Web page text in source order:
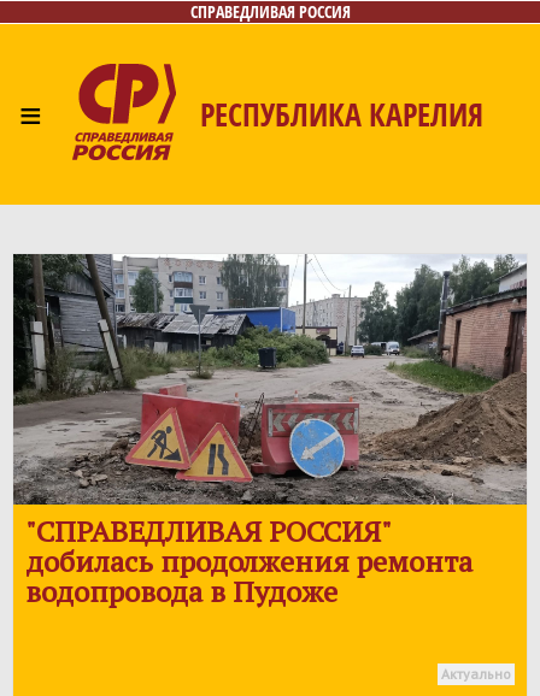
СПРАВЕДЛИВАЯ РОССИЯ
≡ РЕСПУБЛИКА КАРЕЛИЯ
Контакты
"СПРАВЕДЛИВАЯ РОССИЯ"
добилась продолжения ремонта
водопровода в Пудоже
Актуально